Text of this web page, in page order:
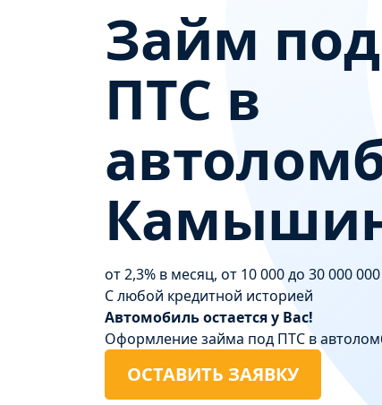
Займ
ПТС в
от 2,3% в месяц, от 10 000 до 30 000
С любой кредитной историей
Автомобиль остается у Вас!
Оформление займа под ПТС в
ОСТАВИТЬ ЗАЯВКУ